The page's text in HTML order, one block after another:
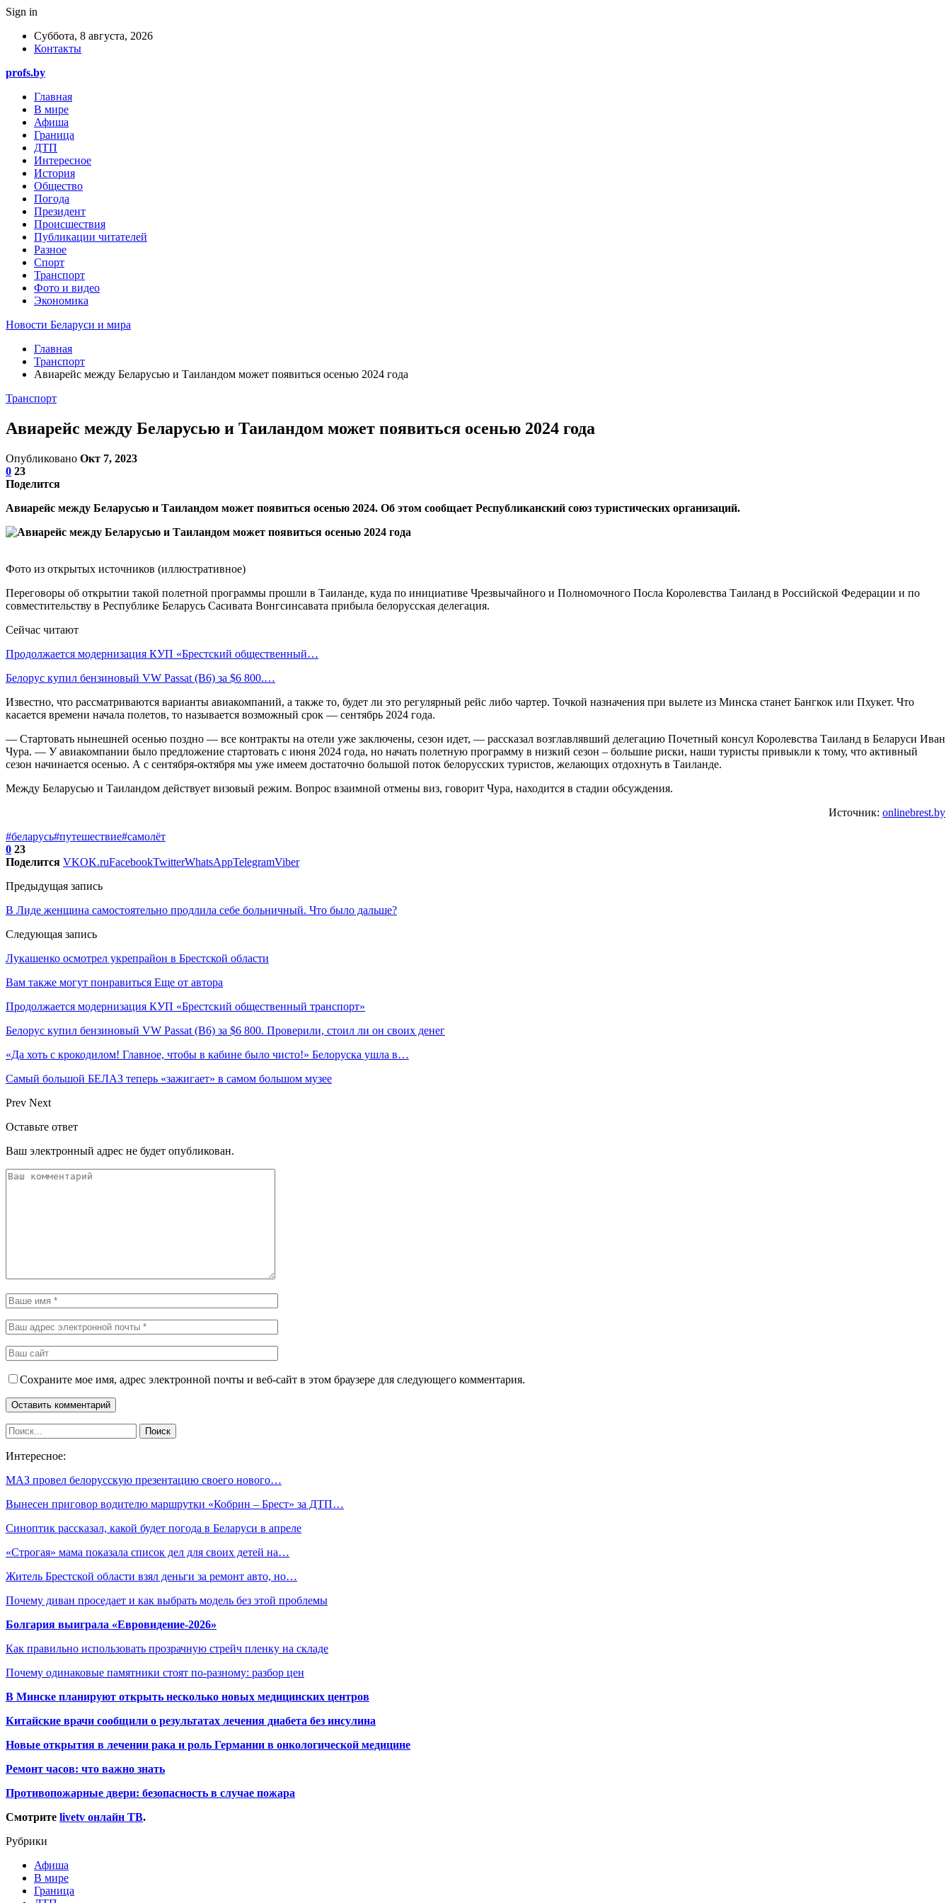
Sign in
Суббота, 8 августа, 2026
Контакты
profs.by
Главная
В мире
Афиша
Граница
ДТП
Интересное
История
Общество
Погода
Президент
Происшествия
Публикации читателей
Разное
Спорт
Транспорт
Фото и видео
Экономика
Новости Беларуси и мира
Главная
Транспорт
Авиарейс между Беларусью и Таиландом может появиться осенью 2024 года
Транспорт
Авиарейс между Беларусью и Таиландом может появиться осенью 2024 года
Опубликовано Окт 7, 2023
0 23
Поделится
Авиарейс между Беларусью и Таиландом может появиться осенью 2024. Об этом сообщает Республиканский союз туристических организаций.
Фото из открытых источников (иллюстративное)
Переговоры об открытии такой полетной программы прошли в Таиланде, куда по инициативе Чрезвычайного и Полномочного Посла Королевства Таиланд в Российской Федерации и по
совместительству в Республике Беларусь Сасивата Вонгсинсавата прибыла белорусская делегация.
Сейчас читают
Продолжается модернизация КУП «Брестский общественный…
Белорус купил бензиновый VW Passat (B6) за $6 800.…
Известно, что рассматриваются варианты авиакомпаний, а также то, будет ли это регулярный рейс либо чартер. Точкой назначения при вылете из Минска станет Бангкок или Пхукет. Что
касается времени начала полетов, то называется возможный срок — сентябрь 2024 года.
— Стартовать нынешней осенью поздно — все контракты на отели уже заключены, сезон идет, — рассказал возглавлявший делегацию Почетный консул Королевства Таиланд в Беларуси Иван
Чура. — У авиакомпании было предложение стартовать с июня 2024 года, но начать полетную программу в низкий сезон – большие риски, наши туристы привыкли к тому, что активный
сезон начинается осенью. А с сентября-октября мы уже имеем достаточно большой поток белорусских туристов, желающих отдохнуть в Таиланде.
Между Беларусью и Таиландом действует визовый режим. Вопрос взаимной отмены виз, говорит Чура, находится в стадии обсуждения.
Источник: onlinebrest.by
#беларусь#путешествие#самолёт
0 23
Поделится VKOK.ruFacebookTwitterWhatsAppTelegramViber
Предыдущая запись
В Лиде женщина самостоятельно продлила себе больничный. Что было дальше?
Следующая запись
Лукашенко осмотрел укрепрайон в Брестской области
Вам также могут понравиться Еще от автора
Продолжается модернизация КУП «Брестский общественный транспорт»
Белорус купил бензиновый VW Passat (B6) за $6 800. Проверили, стоил ли он своих денег
«Да хоть с крокодилом! Главное, чтобы в кабине было чисто!» Белоруска ушла в…
Самый большой БЕЛАЗ теперь «зажигает» в самом большом музее
Prev Next
Оставьте ответ
Ваш электронный адрес не будет опубликован.
Сохраните мое имя, адрес электронной почты и веб-сайт в этом браузере для следующего комментария.
Интересное:
МАЗ провел белорусскую презентацию своего нового…
Вынесен приговор водителю маршрутки «Кобрин – Брест» за ДТП…
Синоптик рассказал, какой будет погода в Беларуси в апреле
«Строгая» мама показала список дел для своих детей на…
Житель Брестской области взял деньги за ремонт авто, но…
Почему диван проседает и как выбрать модель без этой проблемы
Болгария выиграла «Евровидение-2026»
Как правильно использовать прозрачную стрейч пленку на складе
Почему одинаковые памятники стоят по-разному: разбор цен
В Минске планируют открыть несколько новых медицинских центров
Китайские врачи сообщили о результатах лечения диабета без инсулина
Новые открытия в лечении рака и роль Германии в онкологической медицине
Ремонт часов: что важно знать
Противопожарные двери: безопасность в случае пожара
Смотрите livetv онлайн ТВ.
Рубрики
Афиша
В мире
Граница